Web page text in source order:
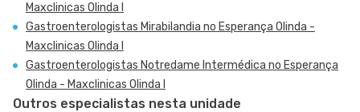
Maxclinicas Olinda I
Gastroenterologistas Mirabilandia no Esperança Olinda -
Maxclinicas Olinda I
Gastroenterologistas Notredame Intermédica no Esperança
Olinda - Maxclinicas Olinda I
Outros especialistas nesta unidade